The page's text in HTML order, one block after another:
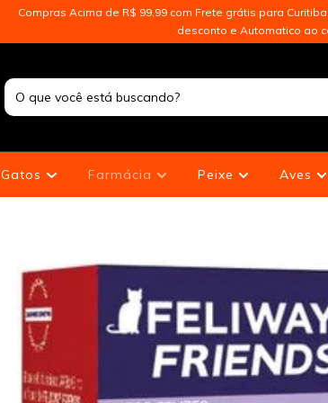
Compras Acima de R$ 99,99 com Frete grátis para
desconto e Automatico ao
Gatos Farmácia Peixe Aves